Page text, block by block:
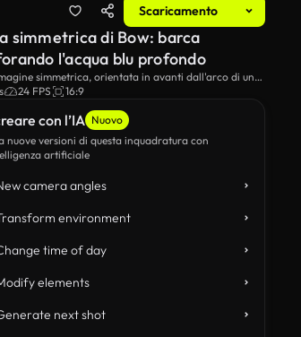
Scaricamento
con l’IA Nuovo
nuove versioni di questa inquadratura con
artificiale
camera angles
environment
time of day
elements
next shot
simmetrica di Bow: barca
l'acqua blu profondo
simmetrica, orientata in avanti dall'arco di una
mostra il ponte, il rigging e la forestaia che si
e moody perfetta per viaggiare, la solitudine,
o progetti a tema oceano.
24 FPS 16:9